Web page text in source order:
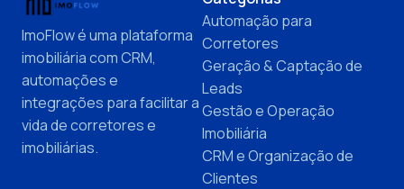
ImoFlow é uma plataforma
imobiliária com CRM,
automações e
integrações para facilitar a
vida de corretores e
imobiliárias.
Automação para
Corretores
Geração & Captação de
Leads
Gestão e Operação
Imobiliária
CRM e Organização de
Clientes